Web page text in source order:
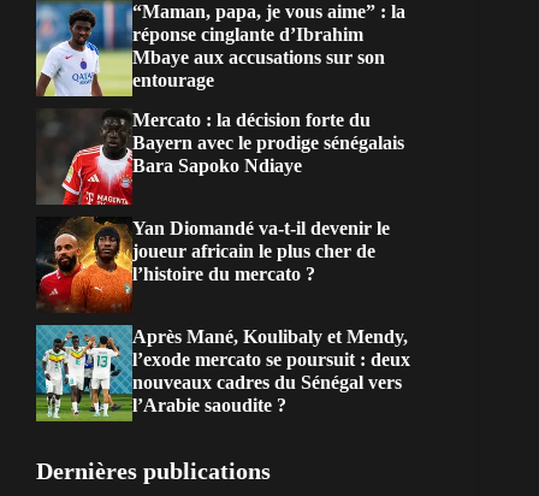
“Maman, papa, je vous aime” : la
réponse cinglante d’Ibrahim
Mbaye aux accusations sur son
entourage
Mercato : la décision forte du
Bayern avec le prodige sénégalais
Bara Sapoko Ndiaye
Yan Diomandé va-t-il devenir le
joueur africain le plus cher de
l’histoire du mercato ?
Après Mané, Koulibaly et Mendy,
l’exode mercato se poursuit : deux
nouveaux cadres du Sénégal vers
l’Arabie saoudite ?
Dernières publications